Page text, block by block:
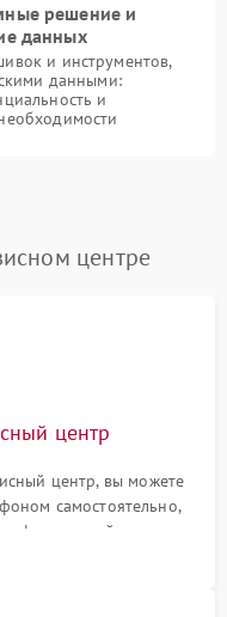
решение и
данных
и инструментов,
данными:
и
центре
центр
центр, вы можете
самостоятельно,
на сайте